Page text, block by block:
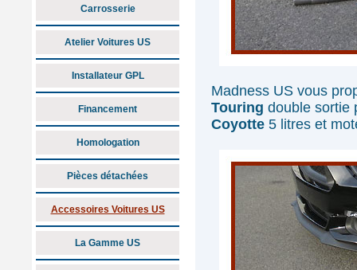
Carrosserie
Atelier Voitures US
Installateur GPL
Financement
Homologation
Pièces détachées
Accessoires Voitures US
La Gamme US
Madness US vous
Touring double sortie
Coyotte 5 litres et